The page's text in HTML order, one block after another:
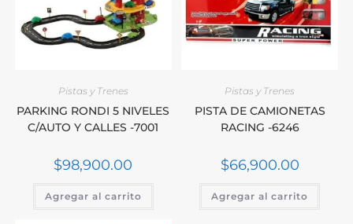
Pistas y Trenes
PARKING RONDI 5 NIVELES
C/AUTO Y CALLES -7001
$98,900.00
Agregar al carrito
Pistas y Trenes
PISTA DE CAMIONETAS
RACING -6246
$66,900.00
Agregar al carrito